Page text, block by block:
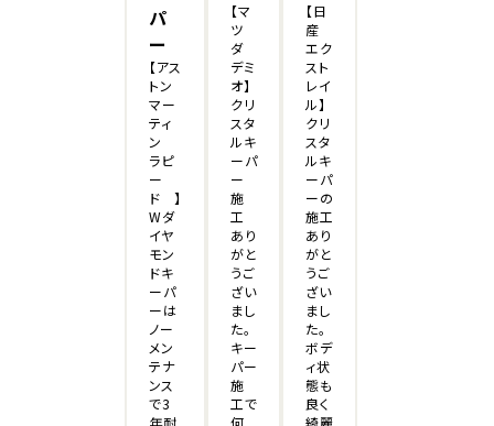
パ
ー
【アス
トン
マー
ティ
ン
ラピ
ー
ド 】
Wダ
イヤ
モン
ドキ
ーパ
ーは
ノー
メン
テナ
ンス
で3
【マ
ツ
ダ
デミ
オ】
クリ
スタ
ルキ
ーパ
ー
施
工
あり
がと
うご
ざい
まし
た。
キー
パー
施
工で
何
【日
産
エク
スト
レイ
ル】
クリ
スタ
ルキ
ーパ
ーの
施工
あり
がと
うご
ざい
まし
た。
ボデ
ィ状
態も
良く
綺麗